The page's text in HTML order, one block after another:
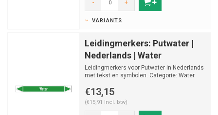
- +
VARIANTS
Leidingmerkers: Putwater |
Nederlands | Water
Leidingmerkers voor Putwater in Nederlands
met tekst en symbolen. Categorie: Water.
€13,15
(€15,91 Incl. btw)